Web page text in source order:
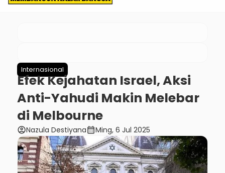
Internasional
Efek Kejahatan Israel, Aksi
Anti-Yahudi Makin Melebar
di Melbourne
account_circleNazula Destiyanacalendar_monthMing, 6 Jul 2025